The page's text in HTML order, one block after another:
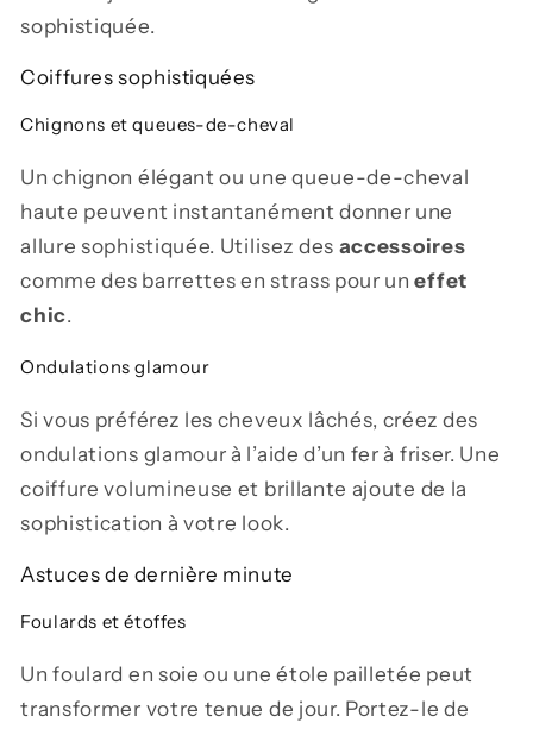
sophistiquée.
Coiffures sophistiquées
Chignons et queues-de-cheval
Un chignon élégant ou une queue-de-cheval
haute peuvent instantanément donner une
allure sophistiquée. Utilisez des accessoires
comme des barrettes en strass pour uneffet
chic.
Ondulations glamour
Si vous préférez les cheveux lâchés, créez des
ondulations glamour à l’aide d’un fer à friser. Une
coiffure volumineuse et brillante ajoute de la
sophistication à votre look.
Astuces de dernière minute
Foulards et étoffes
Un foulard en soie ou une étole pailletée peut
transformer votre tenue de jour. Portez-le de